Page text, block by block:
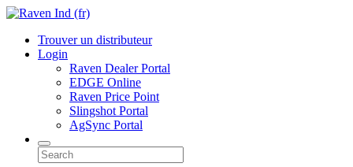
Trouver un distributeur
Login
Raven Dealer Portal
EDGE Online
Raven Price Point
Slingshot Portal
AgSync Portal